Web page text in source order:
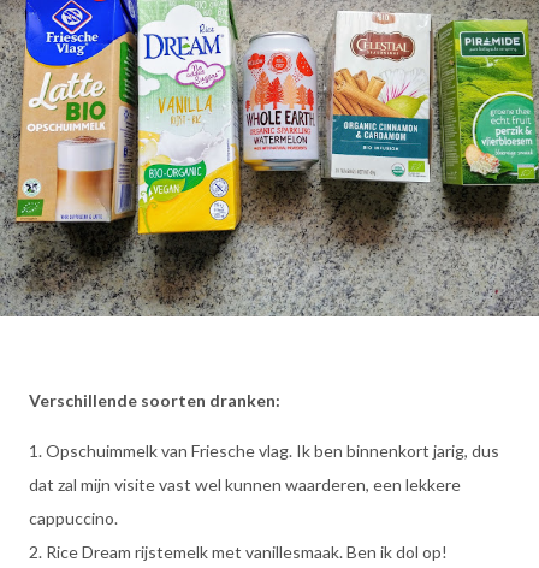
Verschillende soorten dranken:
1. Opschuimmelk van Friesche vlag. Ik ben binnenkort jarig, dus
dat zal mijn visite vast wel kunnen waarderen, een lekkere
cappuccino.
2. Rice Dream rijstemelk met vanillesmaak. Ben ik dol op!